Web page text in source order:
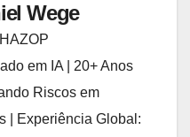
Wege
em IA | 20+ Anos
Riscos em
| Experiência Global: